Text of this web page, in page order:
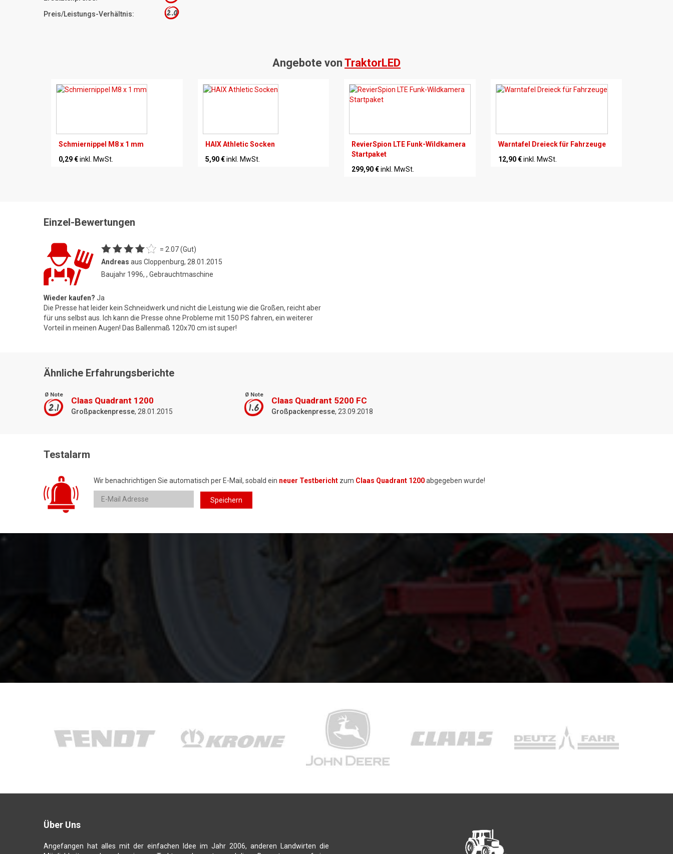
Preis/Leistungs-Verhältnis: 2.0
Angebote von TraktorLED
Schmiernippel M8 x 1 mm
0,29 €inkl. MwSt.
HAIX Athletic Socken
5,90 € inkl. MwSt.
RevierSpion LTE Funk-Wildkamera
Startpaket
299,90 €inkl. MwSt.
Warntafel Dreieck für Fahrzeuge
12,90 € inkl. MwSt.
Einzel-Bewertungen
= 2.07 (Gut)
Andreas aus Cloppenburg, 28.01.2015
Baujahr 1996, , Gebrauchtmaschine
Wieder kaufen? Ja
Die Presse hat leider kein Schneidwerk und nicht die Leistung wie die Großen, reicht aber
für uns selbst aus. Ich kann die Presse ohne Probleme mit 150 PS fahren, ein weiterer
Vorteil in meinen Augen! Das Ballenmaß 120x70 cm ist super!
Ähnliche Erfahrungsberichte
Ø Note
2.1
Claas Quadrant 1200
Großpackenpresse, 28.01.2015
Ø Note
1.6
Claas Quadrant 5200 FC
Großpackenpresse, 23.09.2018
Testalarm
Wir benachrichtigen Sie automatisch per E-Mail, sobald ein neuer Testbericht zum Claas Quadrant 1200abgegeben wurde!
Speichern
Über Uns
Angefangen hat alles mit der einfachen Idee im Jahr 2006, anderen Landwirten die